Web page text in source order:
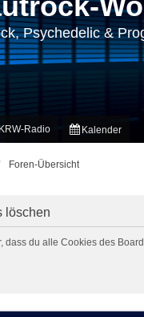
Psychedelic &
KRW-Radio Kalender
Foren-Übersicht
löschen
dass du alle Cookies des